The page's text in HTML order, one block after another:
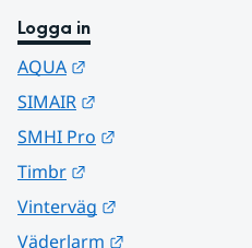
Logga in
AQUA
SIMAIR
SMHI Pro
Timbr
Vinterväg
Väderlarm